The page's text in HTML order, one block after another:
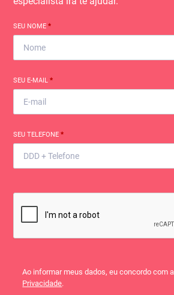
SEU NOME*
SEU E-MAIL*
SEU TELEFONE*
Ao informar meus dados, eu concordo com a
Privacidade.